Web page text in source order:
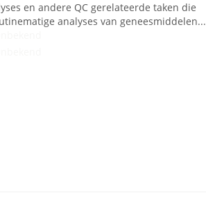
en andere QC gerelateerde taken die
analyses van geneesmiddelen...